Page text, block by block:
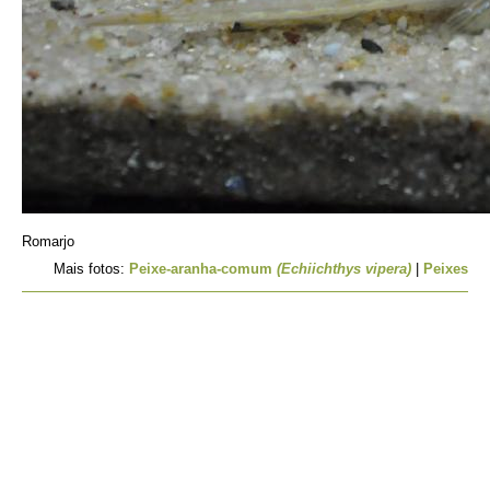
Romarjo
Mais fotos: Peixe-aranha-comum (Echiichthys vipera) Peixes